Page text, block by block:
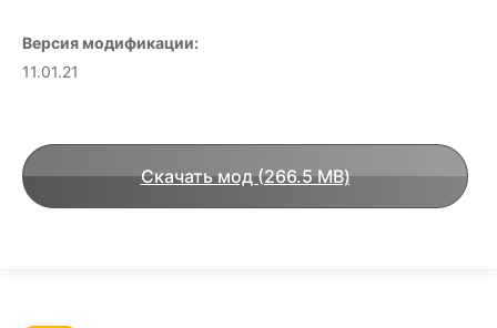
Версия модификации:
11.01.21
Скачать мод (266.5 MB)